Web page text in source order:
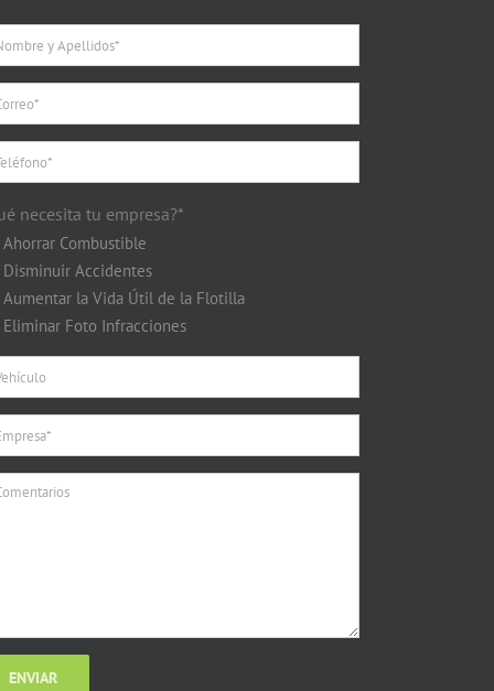
necesita tu empresa?*
Ahorrar Combustible
Disminuir Accidentes
Aumentar la Vida Útil de la Flotilla
Eliminar Foto Infracciones